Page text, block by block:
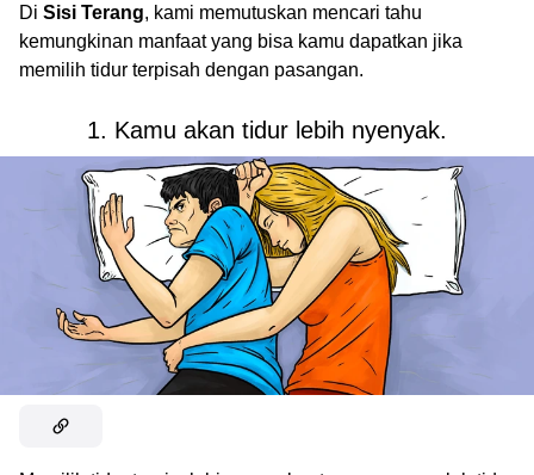
Di Sisi Terang, kami memutuskan mencari tahu
kemungkinan manfaat yang bisa kamu dapatkan jika
memilih tidur terpisah dengan pasangan.
1. Kamu akan tidur lebih nyenyak.